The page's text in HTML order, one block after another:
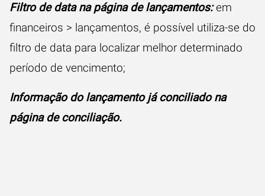
Filtro de data na página de lançamentos:em
financeiros > lançamentos, é possível utiliza-se do
filtro de data para localizar melhor determinado
período de vencimento;
Informação do lançamento já conciliado na
página de conciliação.